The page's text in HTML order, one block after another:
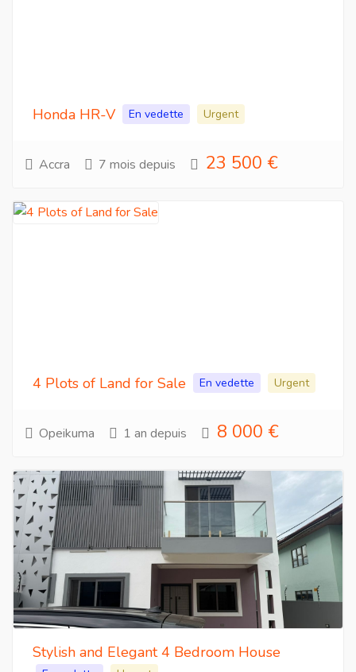
Honda HR-V En vedette Urgent
Accra 7 mois depuis 23 500 €
4 Plots of Land for Sale En vedette Urgent
Opeikuma 1 an depuis 8 000 €
Stylish and Elegant 4 Bedroom House